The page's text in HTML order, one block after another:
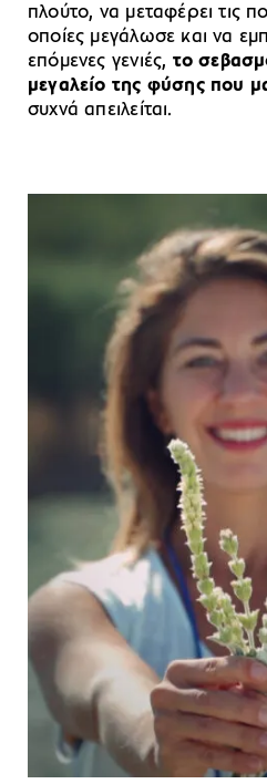
πλούτο, να μεταφέρει τις
οποίες μεγάλωσε και να
επόμενες γενιές, το
μεγαλείο της φύσης που
συχνά απειλείται.